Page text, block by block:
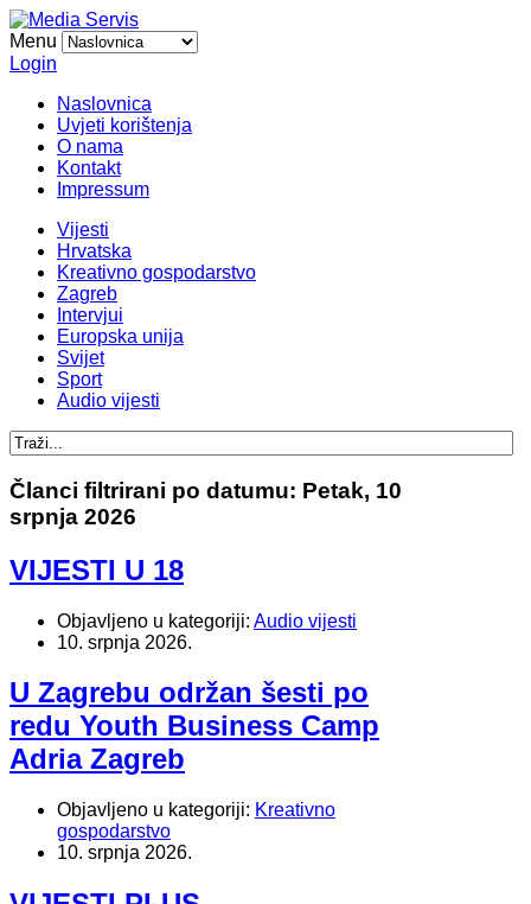
Menu
Login
Naslovnica
Uvjeti korištenja
O nama
Kontakt
Impressum
Vijesti
Hrvatska
Kreativno gospodarstvo
Zagreb
Intervjui
Europska unija
Svijet
Sport
Audio vijesti
Članci filtrirani po datumu: Petak, 10
srpnja 2026
VIJESTI U 18
Objavljeno u kategoriji: Audio vijesti
10. srpnja 2026.
U Zagrebu održan šesti po
redu Youth Business Camp
Adria Zagreb
Objavljeno u kategoriji: Kreativno
gospodarstvo
10. srpnja 2026.